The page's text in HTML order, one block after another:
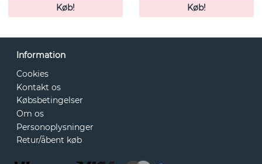
Køb!
Køb!
Information
Cookies
Kontakt os
Købsbetingelser
Om os
Personoplysninger
Retur/åbent køb